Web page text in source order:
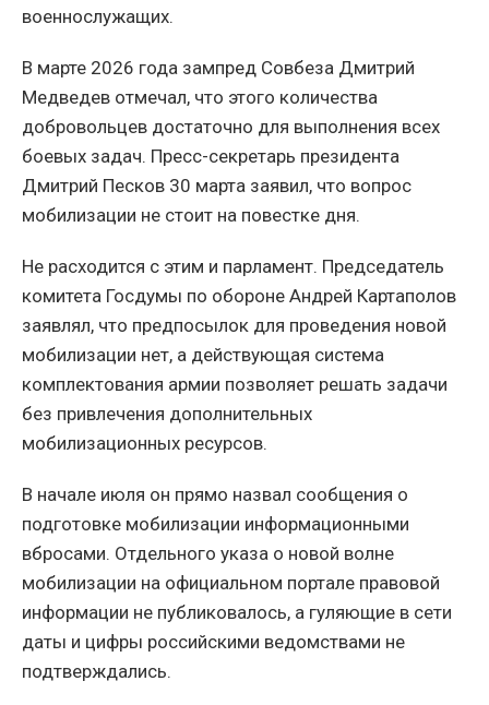
военнослужащих.
В марте 2026 года зампред Совбеза Дмитрий
Медведев отмечал, что этого количества
добровольцев достаточно для выполнения всех
боевых задач. Пресс-секретарь президента
Дмитрий Песков 30 марта заявил, что вопрос
мобилизации не стоит на повестке дня.
Не расходится с этим и парламент. Председатель
комитета Госдумы по обороне Андрей Картаполов
заявлял, что предпосылок для проведения новой
мобилизации нет, а действующая система
комплектования армии позволяет решать задачи
без привлечения дополнительных
мобилизационных ресурсов.
В начале июля он прямо назвал сообщения о
подготовке мобилизации информационными
вбросами. Отдельного указа о новой волне
мобилизации на официальном портале правовой
информации не публиковалось, а гуляющие в сети
даты и цифры российскими ведомствами не
подтверждались.